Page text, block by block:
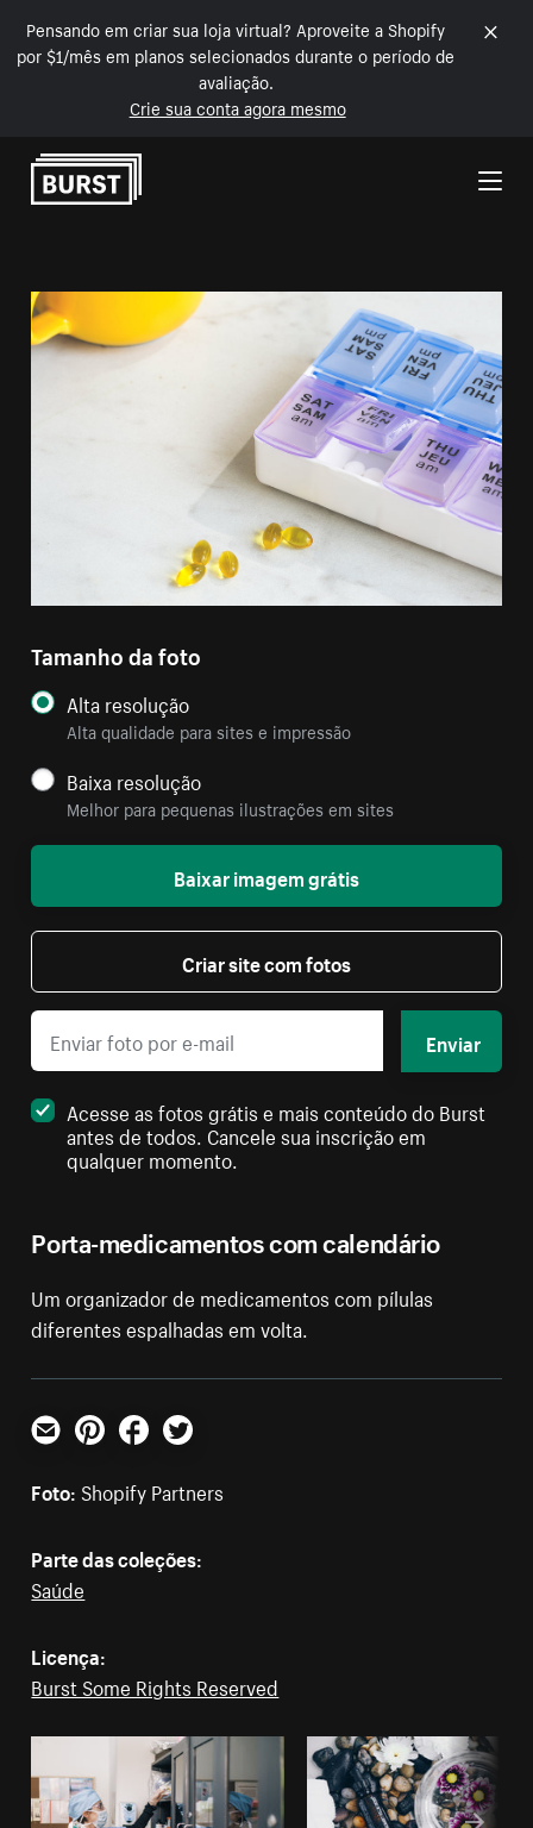
Pensando em criar sua loja virtual? Aproveite a Shopify
por $1/mês em planos selecionados durante o período de
avaliação.
Crie sua conta agora mesmo
Pular para o conteúdo
Porta-medicamentos com calendário
Um organizador de medicamentos com pílulas
diferentes espalhadas em volta.
Tamanho da foto
Alta resolução
Alta qualidade para sites e impressão
Baixa resolução
Melhor para pequenas ilustrações em sites
Baixar imagem grátis
Criar site com fotos
Enviar
Acesse as fotos grátis e mais conteúdo do Burst
antes de todos. Cancele sua inscrição em
qualquer momento.
E-mailPinterestFacebookTwitter
Foto: Shopify Partners
Parte das coleções:
Saúde
Licença:
Burst Some Rights Reserved